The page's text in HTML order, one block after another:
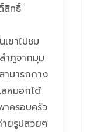
สิทธิ์
ขาไปชม
ำภูจากมุม
ามารถกาง
ลหมอกได้
าครอบครัว
ยรูปสวยๆ